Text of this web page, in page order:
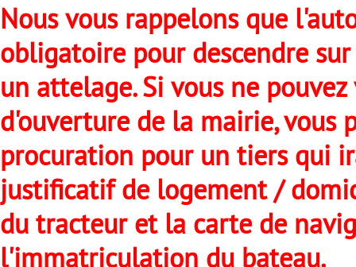
Nous vous rappelons que
obligatoire pour descendre
un attelage.Si vous ne
d'ouverture de la mairie, vous
procuration pour un tiers qui
justificatif de logement /
du tracteur et la carte de
l'immatriculation du bateau.